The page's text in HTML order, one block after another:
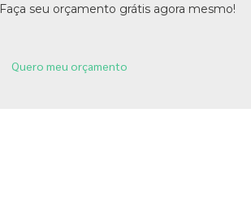
Faça seu orçamento grátis agora mesmo!
Quero meu orçamento